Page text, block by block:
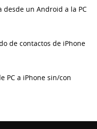
desde un Android a la PC
de contactos de iPhone
PC a iPhone sin/con